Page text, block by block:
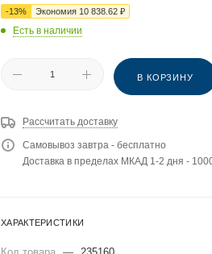
-13% Экономия 10 838.62 ₽
Есть в наличии
В КОРЗИНУ
Рассчитать доставку
Самовывоз завтра - бесплатно
Доставка в пределах МКАД 1-2 дня -
ХАРАКТЕРИСТИКИ